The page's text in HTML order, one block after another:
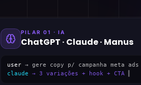
PILAR 01 · IA
ChatGPT · Claude · Manus
user → gere copy p/ campanha meta ads
claude → 3 variações + hook + CTA